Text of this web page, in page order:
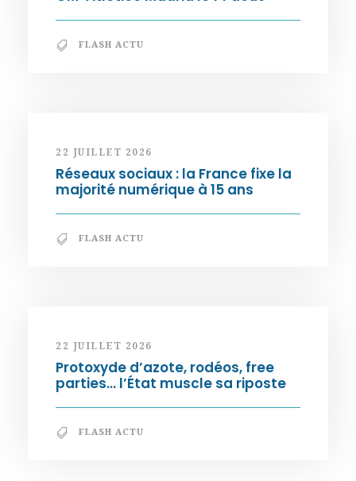
FLASH ACTU
22 JUILLET 2026
Réseaux sociaux : la France fixe la
majorité numérique à 15 ans
FLASH ACTU
22 JUILLET 2026
Protoxyde d’azote, rodéos, free
parties… l’État muscle sa riposte
FLASH ACTU